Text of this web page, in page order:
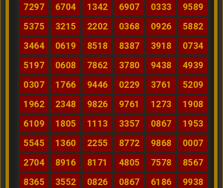
7297
6704 1342 6907 0333
9589
5375
3215 2202 0368 0926
5882
3464
0619 8518 8387 3918
0734
5197
0608 7862 3780 9438
4939
0307
1766 9446 0229 3761
5209
1962
2348 9826 9761 1273
1908
6109
1805 1113 3357 0867
1953
5545
1360 2255 8772 9868
0007
2704
8916 8171 4805 7578
8567
8365
3552 0826 0867 6186
9938